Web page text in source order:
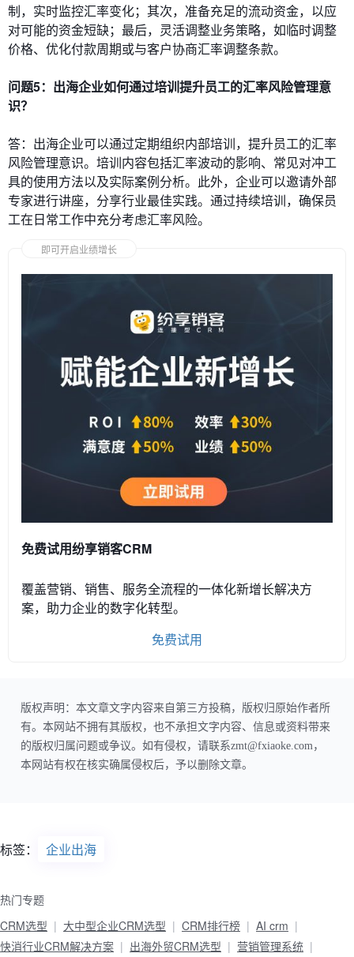
制，实时监控汇率变化；其次，准备充足的流动资金，以应
对可能的资金短缺；最后，灵活调整业务策略，如临时调整
价格、优化付款周期或与客户协商汇率调整条款。
问题5：出海企业如何通过培训提升员工的汇率风险管理意
识？
答：出海企业可以通过定期组织内部培训，提升员工的汇率
风险管理意识。培训内容包括汇率波动的影响、常见对冲工
具的使用方法以及实际案例分析。此外，企业可以邀请外部
专家进行讲座，分享行业最佳实践。通过持续培训，确保员
工在日常工作中充分考虑汇率风险。
即可开启业绩增长
免费试用纷享销客CRM
覆盖营销、销售、服务全流程的一体化新增长解决方
案，助力企业的数字化转型。
免费试用
版权声明：本文章文字内容来自第三方投稿，版权归原始作者所
有。本网站不拥有其版权，也不承担文字内容、信息或资料带来
的版权归属问题或争议。如有侵权，请联系zmt@fxiaoke.com，
本网站有权在核实确属侵权后，予以删除文章。
标签： 企业出海
热门专题
CRM选型
大中型企业CRM选型 CRM排行榜
AI crm
快消行业CRM解决方案
出海外贸CRM选型
营销管理系统